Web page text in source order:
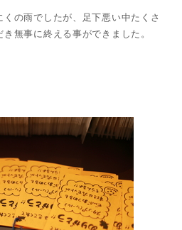
の雨でしたが、足下悪い中たくさ
無事に終える事ができました。